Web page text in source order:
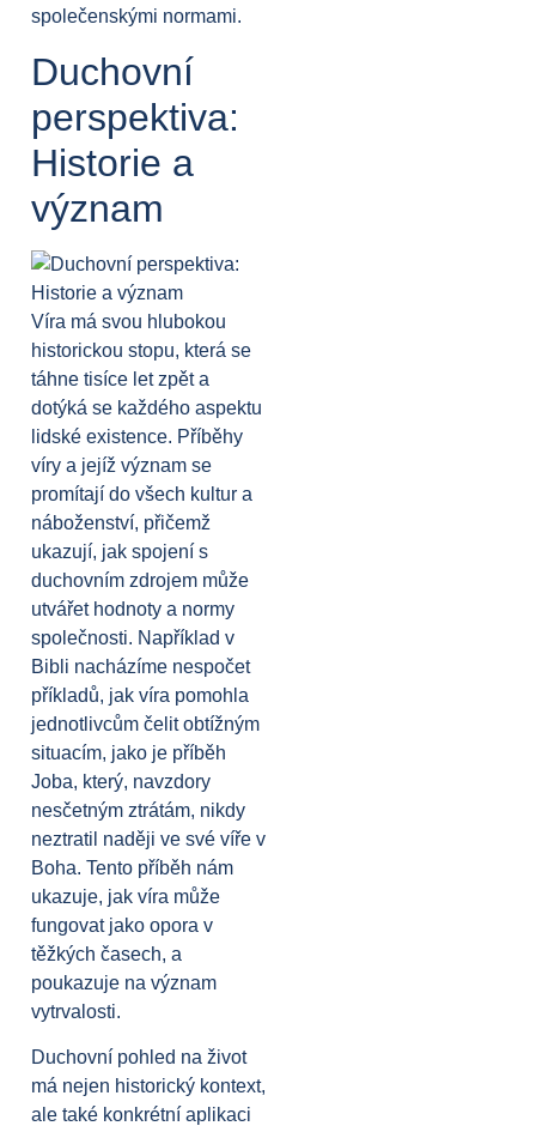
společenskými normami.
Duchovní
perspektiva:
Historie a
význam
Víra má svou hlubokou
historickou stopu, která se
táhne tisíce let zpět a
dotýká se každého aspektu
lidské existence. Příběhy
víry a jejíž význam se
promítají do všech kultur a
náboženství, přičemž
ukazují, jak spojení s
duchovním zdrojem může
utvářet hodnoty a normy
společnosti. Například v
Bibli nacházíme nespočet
příkladů, jak víra pomohla
jednotlivcům čelit obtížným
situacím, jako je příběh
Joba, který, navzdory
nesčetným ztrátám, nikdy
neztratil naději ve své víře v
Boha. Tento příběh nám
ukazuje, jak víra může
fungovat jako opora v
těžkých časech, a
poukazuje na význam
vytrvalosti.
Duchovní pohled na život
má nejen historický kontext,
ale také konkrétní aplikaci